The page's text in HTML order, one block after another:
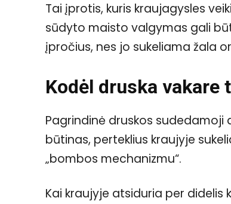
Tai įprotis, kuris kraujagysles
sūdyto maisto valgymas gali
įpročius, nes jo sukeliama žala
Kodėl druska vakare
Pagrindinė druskos sudedamoji
būtinas, perteklius kraujyje
„bombos mechanizmu“.
Kai kraujyje atsiduria per